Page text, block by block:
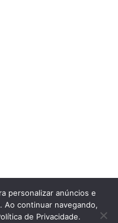
personalizar anúncios e
Ao continuar navegando,
de Privacidade.